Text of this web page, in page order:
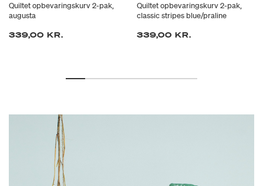
Quiltet opbevaringskurv 2-pak,
augusta
339,00 KR.
Quiltet opbevaringskurv 2-pak,
classic stripes blue/praline
339,00 KR.